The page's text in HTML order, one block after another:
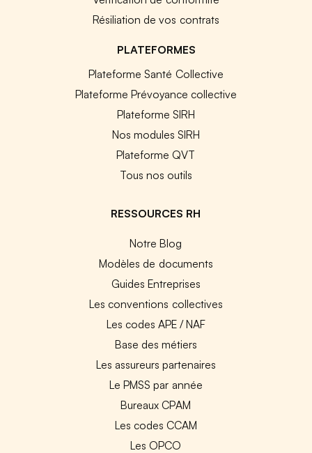
Résiliation de vos contrats
PLATEFORMES
Plateforme Santé Collective
Plateforme Prévoyance collective
Plateforme SIRH
Nos modules SIRH
Plateforme QVT
Tous nos outils
RESSOURCES RH
Notre Blog
Modèles de documents
Guides Entreprises
Les conventions collectives
Les codes APE / NAF
Base des métiers
Les assureurs partenaires
Le PMSS par année
Bureaux CPAM
Les codes CCAM
Les OPCO